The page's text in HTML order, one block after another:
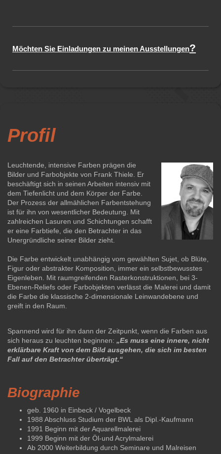
Möchten Sie Einladungen zu meinen Ausstellungen?
Profil
Leuchtende, intensive Farben prägen die
Bilder und Farbobjekte von Frank Thiele. Er
beschäftigt sich in seinen Arbeiten intensiv mit
dem Tiefenlicht und dem Körper der Farbe.
Der Prozess der allmählichen Farbentstehung
ist für ihn von wesentlicher Bedeutung. Mit
zahlreichen Lasuren und Schichtungen schafft
er eine Farbtiefe, die den Betrachter in das
Unergründliche seiner Bilder zieht.
Die Farbe entwickelt unabhängig vom gewählten Sujet, ob Blüte,
Figur oder abstrakter Komposition, immer ein selbstbewusstes
Eigenleben. Mit raumgreifenden Rasterkonstruktionen, bei 3-
Ebenen-Reliefs oder Farbobjekten verlässt die Malerei und damit
die Farbe die klassische 2-dimensionale Leinwandebene und
greift in den Raum.
Spannend wird für ihn dann der Zeitpunkt, wenn die Farben aus
sich heraus zu leuchten beginnen: „Es muss eine innere, nicht
erklärbare Kraft von dem Bild ausgehen, die sich im besten
Fall auf den Betrachter überträgt.“
Biographie
geb. 1960 in Einbeck / Vogelbeck
1988 Abschluss Studium der BWL als Dipl.-Kaufmann
1991 Beginn mit der Aquarellmalerei
1999 Beginn mit der Öl-und Acrylmalerei
Ab 2000 Weiterbildung durch Seminare und Malreisen